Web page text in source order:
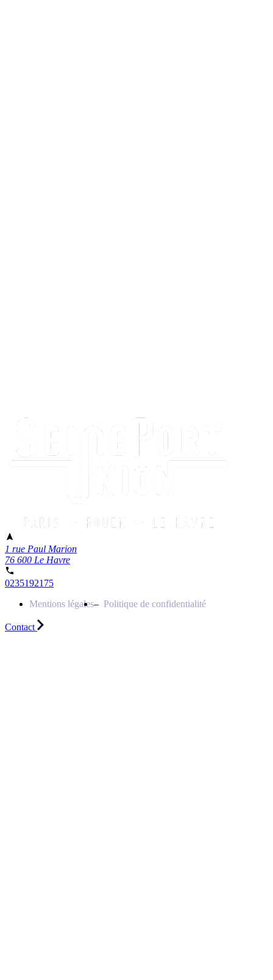
1 rue Paul Marion
76 600 Le Havre
0235192175
Mentions légales
Politique de confidentialité
Contact